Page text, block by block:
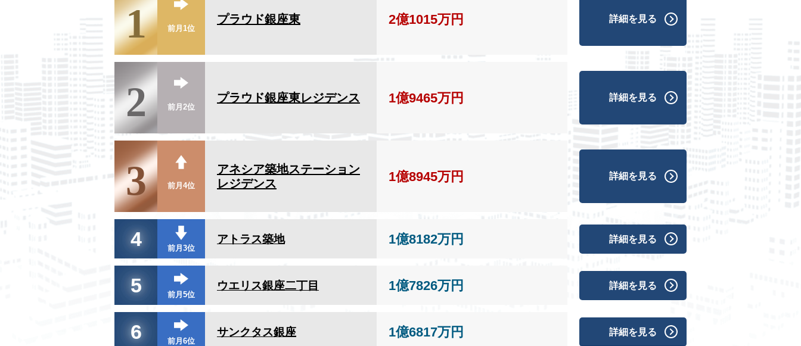
1 前月1位
プラウド銀座東 2億1015万円 詳細を見る
2 前月2位
プラウド銀座東レジデンス 1億9465万円 詳細を見る
3 前月4位
アネシア築地ステーション
レジデンス
1億8945万円 詳細を見る
4 前月3位
アトラス築地 1億8182万円 詳細を見る
5 前月5位
ウエリス銀座二丁目 1億7826万円 詳細を見る
6 前月6位
サンクタス銀座 1億6817万円 詳細を見る